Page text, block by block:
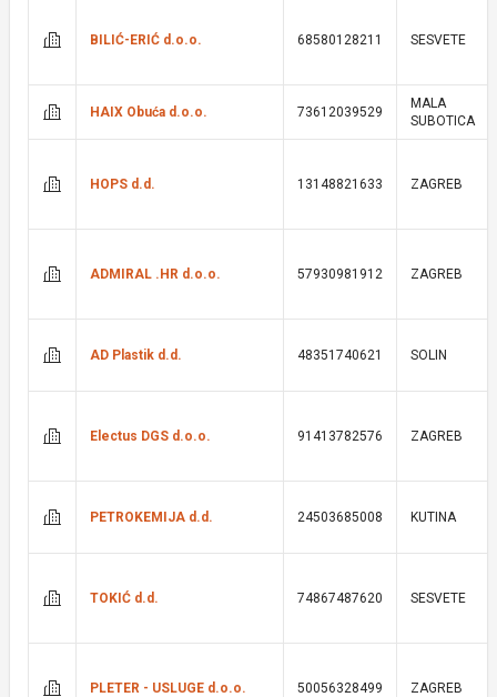
BILIĆ-ERIĆ d.o.o. 68580128211 SESVETE
HAIX Obuća d.o.o. 73612039529
MALA
SUBOTICA
HOPS d.d. 13148821633 ZAGREB
ADMIRAL .HR d.o.o. 57930981912 ZAGREB
AD Plastik d.d. 48351740621 SOLIN
Electus DGS d.o.o. 91413782576 ZAGREB
PETROKEMIJA d.d. 24503685008 KUTINA
TOKIĆ d.d. 74867487620 SESVETE
PLETER - USLUGE d.o.o. 50056328499 ZAGREB